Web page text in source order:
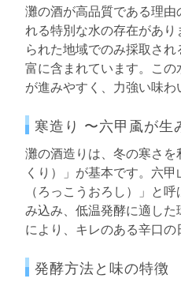
灘の酒が高品質である理
れる特別な水の存在があ
られた地域でのみ採取さ
富に含まれています。こ
が進みやすく、力強い味わ
寒造り 〜六甲颪が生
灘の酒造りは、冬の寒さ
くり）」が基本です。六
（ろっこうおろし）」と
み込み、低温発酵に適し
により、キレのある辛口の
発酵方法と味の特徴